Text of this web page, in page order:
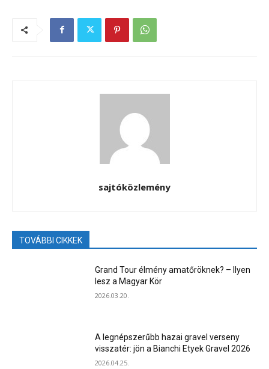
sajtóközlemény
TOVÁBBI CIKKEK
Grand Tour élmény amatőröknek? – Ilyen
lesz a Magyar Kör
2026.03.20.
A legnépszerűbb hazai gravel verseny
visszatér: jön a Bianchi Etyek Gravel 2026
2026.04.25.